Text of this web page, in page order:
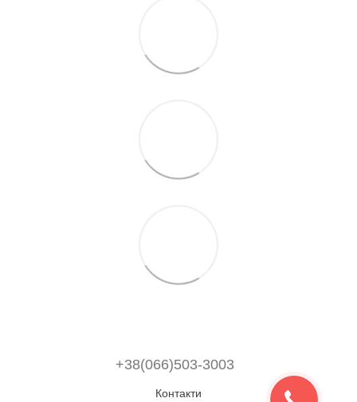
+38(066)503-3003
Контакти